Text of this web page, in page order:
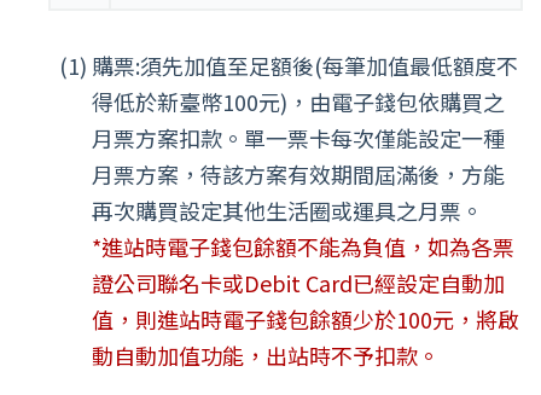
購票:須先加值至足額後(每筆加值最低額度不
得低於新臺幣100元)，由電子錢包依購買之
月票方案扣款。單一票卡每次僅能設定一種
月票方案，待該方案有效期間屆滿後，方能
再次購買設定其他生活圈或運具之月票。
*進站時電子錢包餘額不能為負值，如為各票
證公司聯名卡或Debit Card已經設定自動加
值，則進站時電子錢包餘額少於100元，將啟
動自動加值功能，出站時不予扣款。